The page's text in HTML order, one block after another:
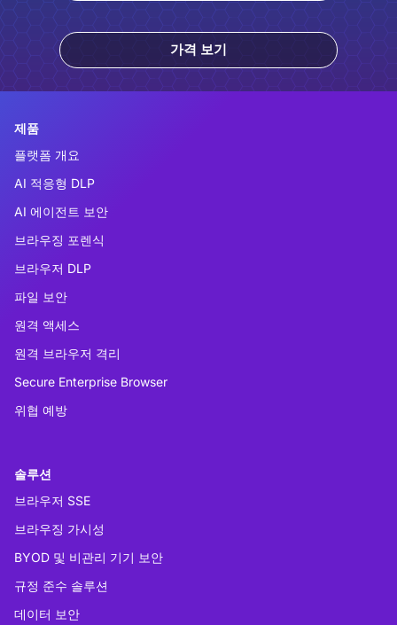
가격 보기
제품
플랫폼 개요
AI 적응형 DLP
AI 에이전트 보안
브라우징 포렌식
브라우저 DLP
파일 보안
원격 액세스
원격 브라우저 격리
Secure Enterprise Browser
위협 예방
솔루션
브라우저 SSE
브라우징 가시성
BYOD 및 비관리 기기 보안
규정 준수 솔루션
데이터 보안